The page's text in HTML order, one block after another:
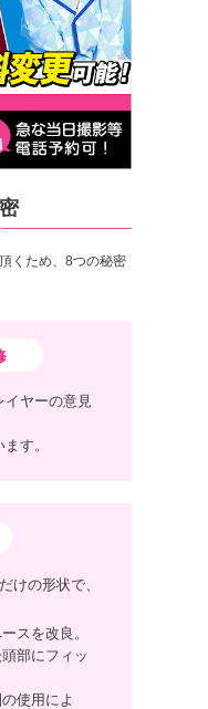
くため、8つの秘密
イヤーの意見
す。
けの形状で、
スを改良。
部にフィッ
使用によ